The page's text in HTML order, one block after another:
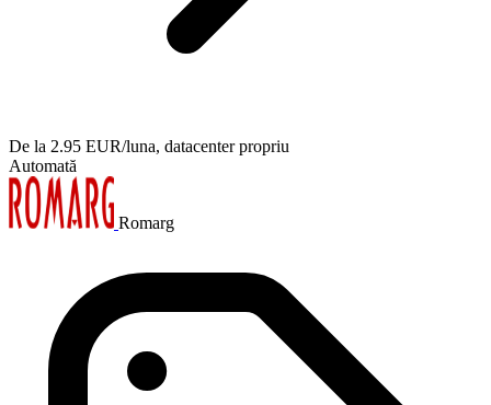
De la 2.95 EUR/luna, datacenter propriu
Automată
Romarg